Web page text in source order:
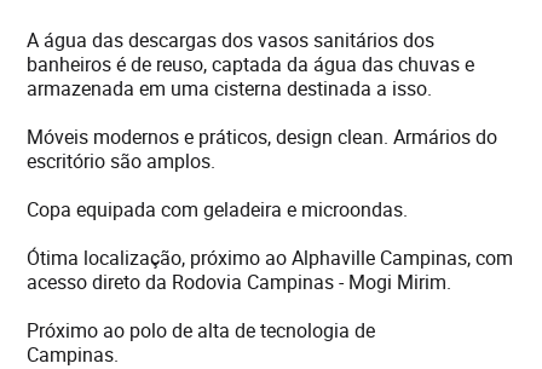
A água das descargas dos vasos sanitários dos
banheiros é de reuso, captada da água das chuvas e
armazenada em uma cisterna destinada a isso.
Móveis modernos e práticos, design clean. Armários do
escritório são amplos.
Copa equipada com geladeira e microondas.
Ótima localização, próximo ao Alphaville Campinas, com
acesso direto da Rodovia Campinas - Mogi Mirim.
Próximo ao polo de alta de tecnologia de
Campinas.